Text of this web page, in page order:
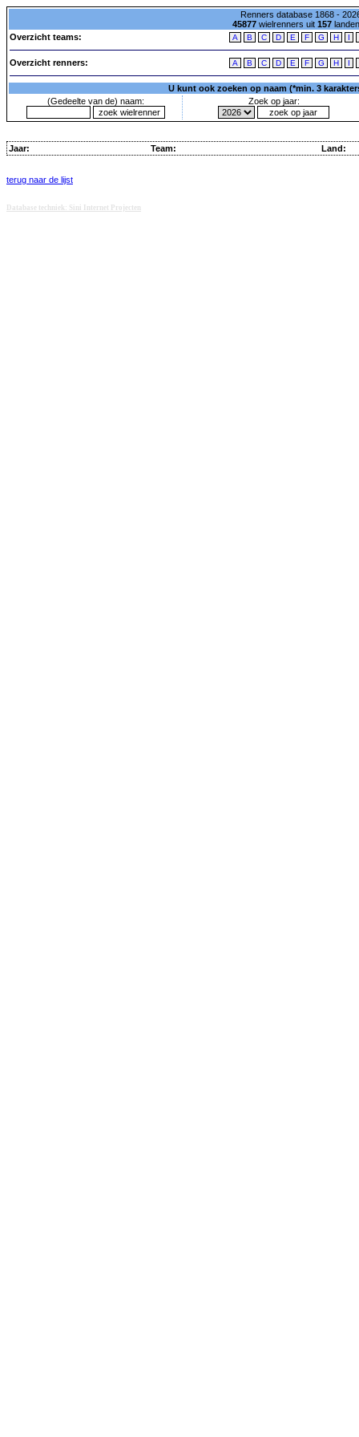
Renners database 1868 -
45877wielrenners uit 157
Overzicht teams:
A B C D E F G H I
Overzicht renners: A B C D E F G H I
U kunt ook zoeken op naam (*min. 3
(Gedeelte van de) naam:
Zoek op jaar:
Jaar: Team: Land:
terug naar de lijst
Database techniek: Sini Internet Projecten